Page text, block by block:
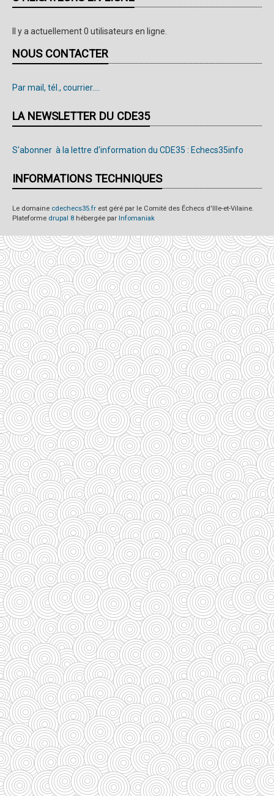
Il y a actuellement 0 utilisateurs en ligne.
NOUS CONTACTER
Par mail, tél., courrier....
LA NEWSLETTER DU CDE35
S'abonner à la lettre d'information du CDE35 : Echecs35info
INFORMATIONS TECHNIQUES
Le domaine cdechecs35.fr est géré par le Comité des Échecs d'Ille-et-Vilaine.
Plateforme drupal 8 hébergée par Infomaniak